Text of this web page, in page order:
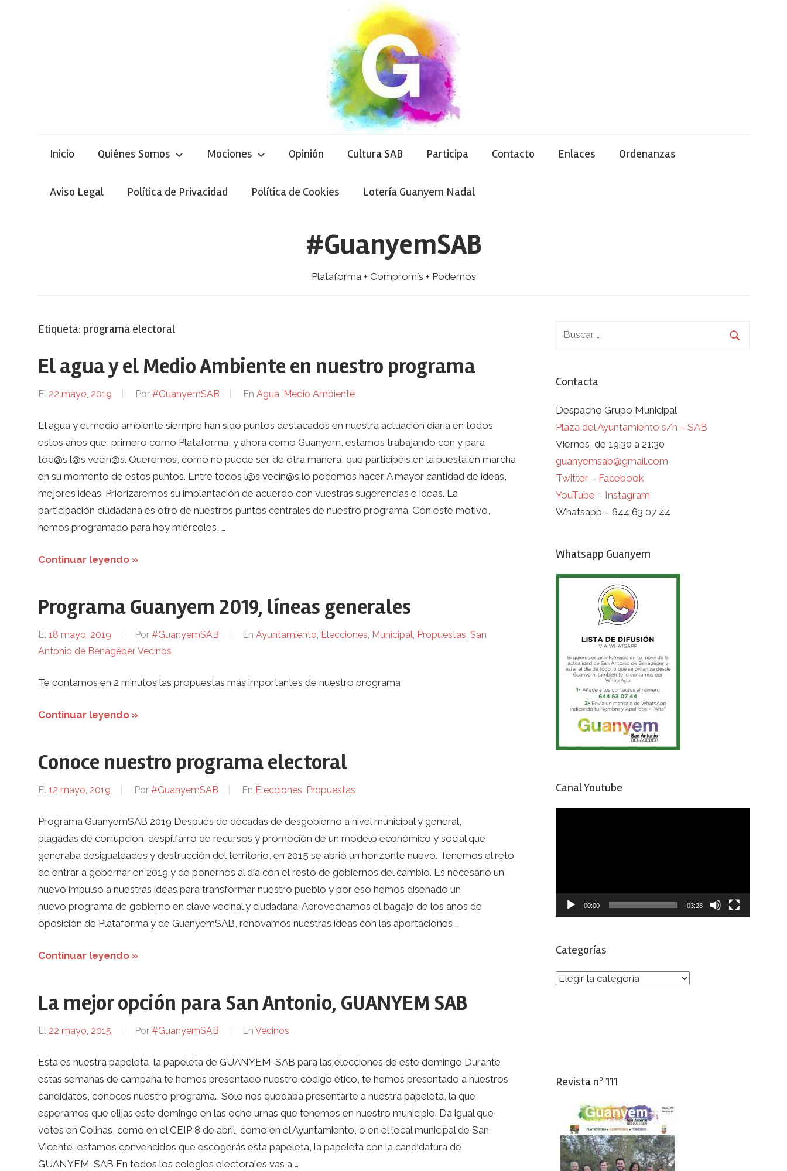
Inicio Quiénes Somos Mociones Opinión Cultura SAB Participa Contacto Enlaces Ordenanzas
Aviso Legal Política de Privacidad Política de Cookies Lotería Guanyem Nadal
#GuanyemSAB
Plataforma + Compromís + Podemos
Etiqueta: programa electoral
El agua y el Medio Ambiente en nuestro programa
El 22 mayo, 2019 Por #GuanyemSAB En Agua, Medio Ambiente
El agua y el medio ambiente siempre han sido puntos destacados en nuestra actuación diaria en todos
estos años que, primero como Plataforma, y ahora como Guanyem, estamos trabajando con y para
tod@s l@s vecin@s. Queremos, como no puede ser de otra manera, que participéis en la puesta en marcha
en su momento de estos puntos. Entre todos l@s vecin@s lo podemos hacer. A mayor cantidad de ideas,
mejores ideas. Priorizaremos su implantación de acuerdo con vuestras sugerencias e ideas. La
participación ciudadana es otro de nuestros puntos centrales de nuestro programa. Con este motivo,
hemos programado para hoy miércoles, …
Continuar leyendo »
Programa Guanyem 2019, líneas generales
El 18 mayo, 2019 Por #GuanyemSAB En Ayuntamiento, Elecciones, Municipal, Propuestas, San
Antonio de Benagéber, Vecinos
Te contamos en 2 minutos las propuestas más importantes de nuestro programa
Continuar leyendo »
Conoce nuestro programa electoral
El 12 mayo, 2019 Por #GuanyemSAB En Elecciones, Propuestas
Programa GuanyemSAB 2019 Después de décadas de desgobierno a nivel municipal y general,
plagadas de corrupción, despilfarro de recursos y promoción de un modelo económico y social que
generaba desigualdades y destrucción del territorio, en 2015 se abrió un horizonte nuevo. Tenemos el reto
de entrar a gobernar en 2019 y de ponernos al día con el resto de gobiernos del cambio. Es necesario un
nuevo impulso a nuestras ideas para transformar nuestro pueblo y por eso hemos diseñado un
nuevo programa de gobierno en clave vecinal y ciudadana. Aprovechamos el bagaje de los años de
oposición de Plataforma y de GuanyemSAB, renovamos nuestras ideas con las aportaciones …
Continuar leyendo »
La mejor opción para San Antonio, GUANYEM SAB
El 22 mayo, 2015 Por #GuanyemSAB En Vecinos
Esta es nuestra papeleta, la papeleta de GUANYEM-SAB para las elecciones de este domingo Durante
estas semanas de campaña te hemos presentado nuestro código ético, te hemos presentado a nuestros
candidatos, conoces nuestro programa… Sólo nos quedaba presentarte a nuestra papeleta, la que
esperamos que elijas este domingo en las ocho urnas que tenemos en nuestro municipio. Da igual que
votes en Colinas, como en el CEIP 8 de abril, como en el Ayuntamiento, o en el local municipal de San
Vicente, estamos convencidos que escogerás esta papeleta, la papeleta con la candidatura de
GUANYEM-SAB En todos los colegios electorales vas a …
Contacta
Despacho Grupo Municipal
Plaza del Ayuntamiento s/n – SAB
Viernes, de 19:30 a 21:30
guanyemsab@gmail.com
Twitter – Facebook
YouTube – Instagram
Whatsapp – 644 63 07 44
Whatsapp Guanyem
Canal Youtube
00:00 03:28
Categorías
Categorías
Revista nº 111